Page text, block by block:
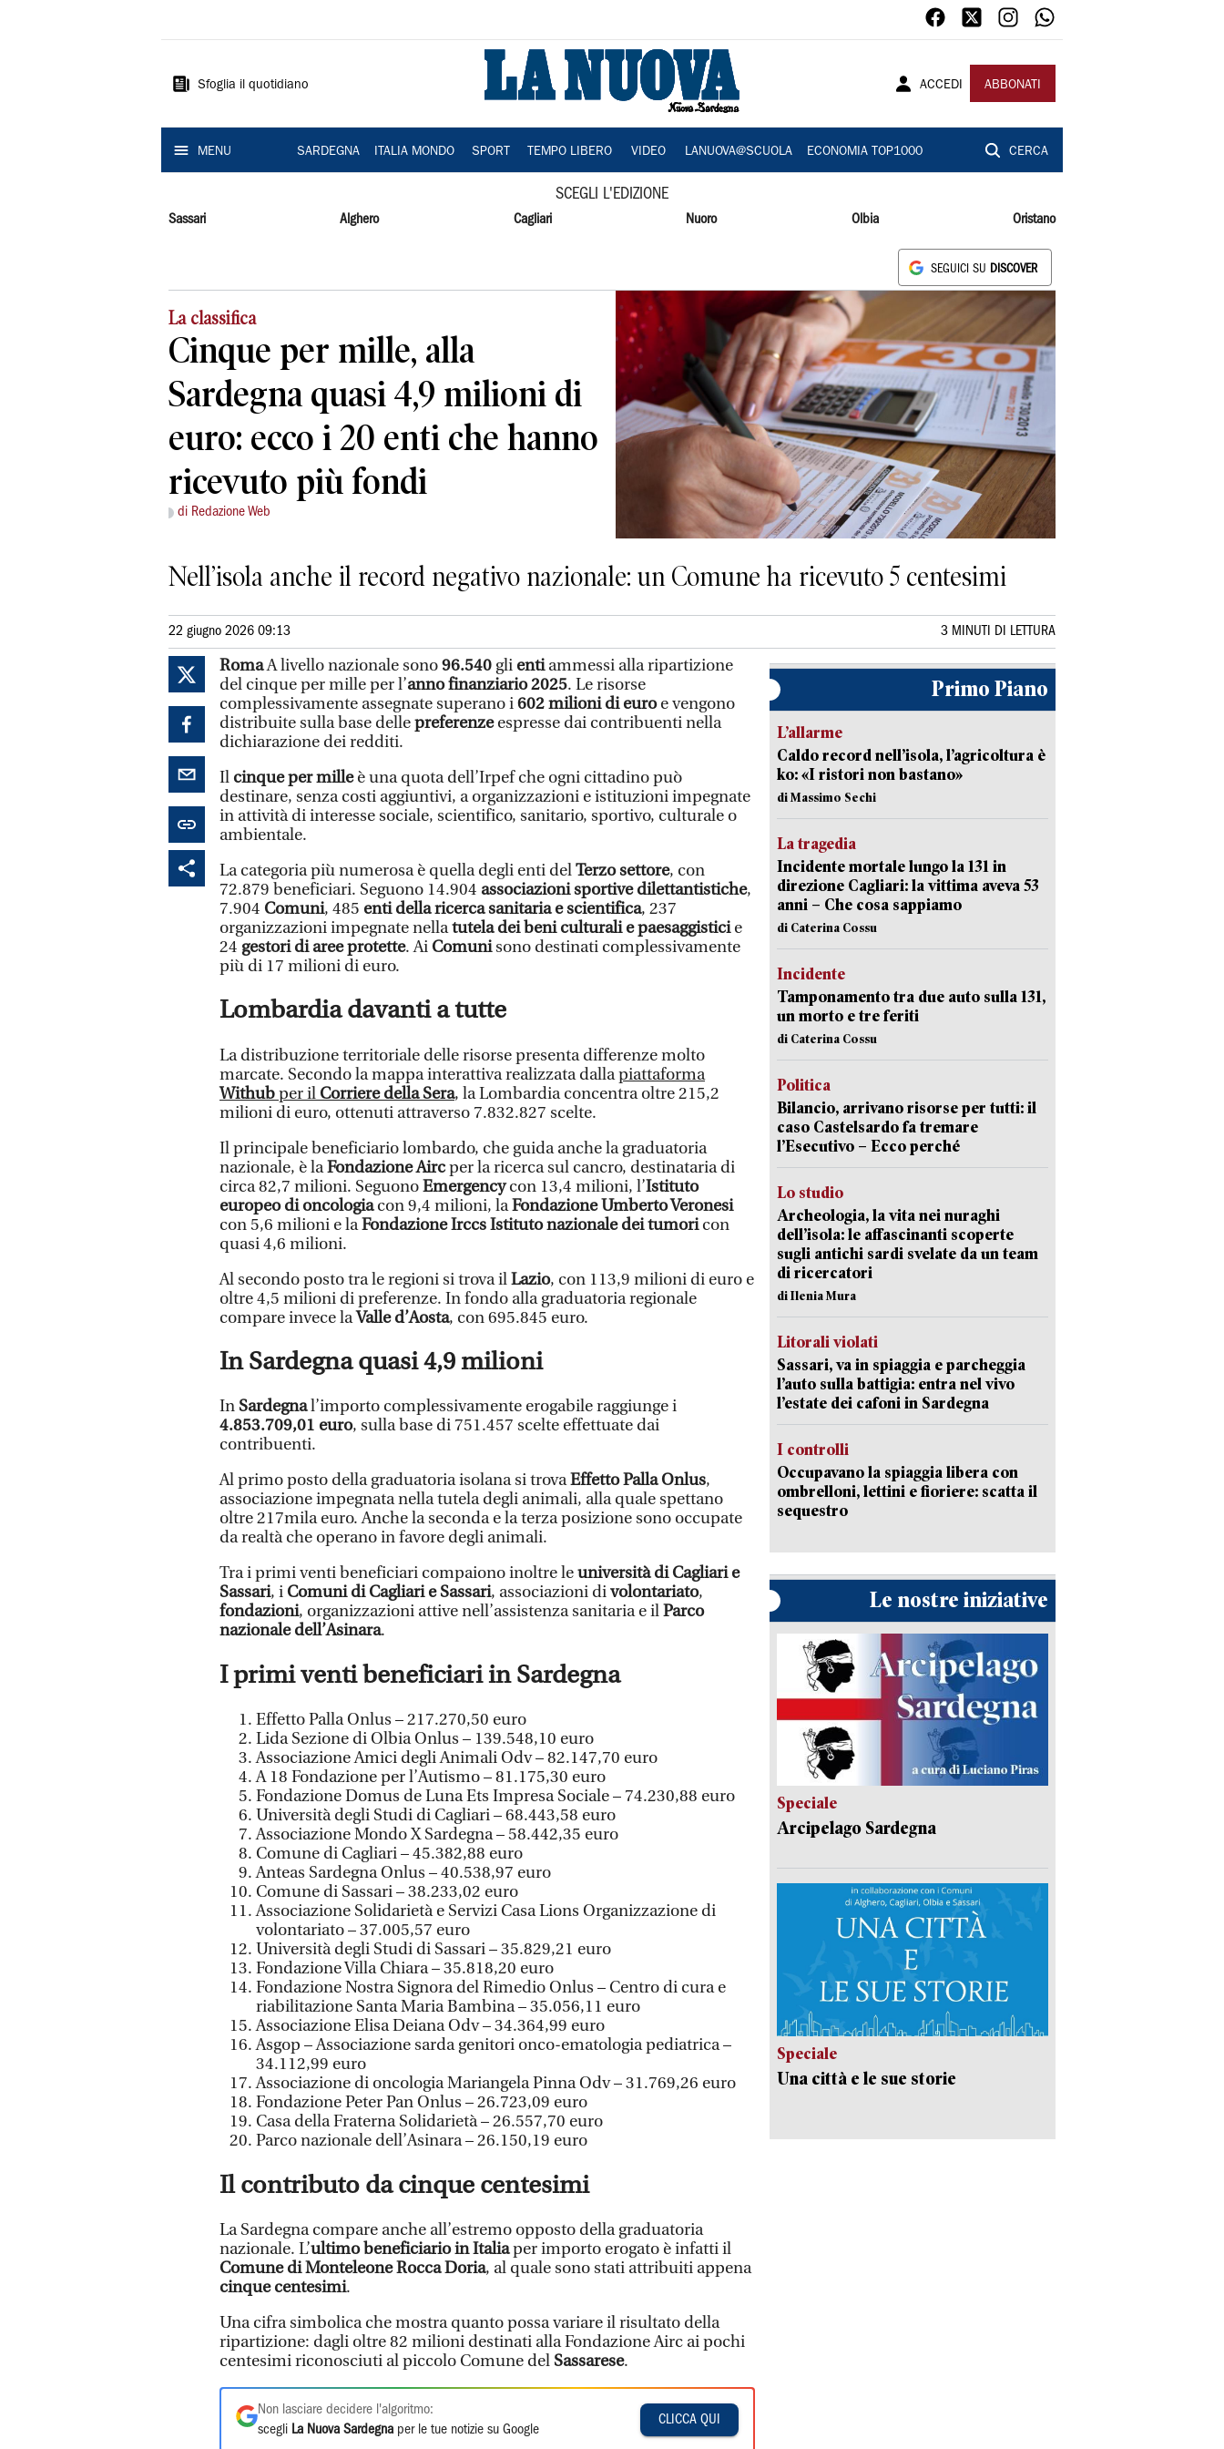
Sardegna
Sfoglia il quotidiano ACCEDI ABBONATI
MENU SARDEGNA ITALIA MONDO SPORT TEMPO LIBERO VIDEO LANUOVA@SCUOLA ECONOMIA TOP1000 CERCA
SCEGLI L'EDIZIONE
Sassari Alghero Cagliari Nuoro Olbia Oristano
SEGUICI SU DISCOVER
La classifica
Cinque per mille, alla
Sardegna quasi 4,9 milioni di
euro: ecco i 20 enti che hanno
ricevuto più fondi
di Redazione Web
Nell’isola anche il record negativo nazionale: un Comune ha ricevuto 5 centesimi
22 giugno 2026 09:13 3 MINUTI DI LETTURA
RomaA livello nazionale sono96.540 gli entiammessi alla ripartizione
del cinque per mille per l’anno finanziario 2025. Le risorse
complessivamente assegnate superano i602 milioni di euroe vengono
distribuite sulla base dellepreferenzeespresse dai contribuenti nella
dichiarazione dei redditi.
Il cinque per milleè una quota dell’Irpef che ogni cittadino può
destinare, senza costi aggiuntivi, a organizzazioni e istituzioni impegnate
in attività di interesse sociale, scientifico, sanitario, sportivo, culturale o
ambientale.
La categoria più numerosa è quella degli enti delTerzo settore, con
72.879 beneficiari. Seguono 14.904 associazioni sportive dilettantistiche,
7.904 Comuni, 485 enti della ricerca sanitaria e scientifica, 237
organizzazioni impegnate nellatutela dei beni culturali e paesaggisticie
24 gestori di aree protette. Ai Comunisono destinati complessivamente
più di 17 milioni di euro.
Lombardia davanti a tutte
La distribuzione territoriale delle risorse presenta differenze molto
marcate. Secondo la mappa interattiva realizzata dallapiattaforma
Withubper il Corriere della Sera, la Lombardia concentra oltre 215,2
milioni di euro, ottenuti attraverso 7.832.827 scelte.
Il principale beneficiario lombardo, che guida anche la graduatoria
nazionale, è laFondazione Aircper la ricerca sul cancro, destinataria di
circa 82,7 milioni. SeguonoEmergencycon 13,4 milioni, l’Istituto
europeo di oncologiacon 9,4 milioni, laFondazione Umberto Veronesi
con 5,6 milioni e laFondazione Irccs Istituto nazionale dei tumoricon
quasi 4,6 milioni.
Al secondo posto tra le regioni si trova ilLazio, con 113,9 milioni di euro e
oltre 4,5 milioni di preferenze. In fondo alla graduatoria regionale
compare invece laValle d’Aosta, con 695.845 euro.
In Sardegna quasi 4,9 milioni
In Sardegnal’importo complessivamente erogabile raggiunge i
4.853.709,01 euro, sulla base di 751.457 scelte effettuate dai
contribuenti.
Al primo posto della graduatoria isolana si trovaEffetto Palla Onlus,
associazione impegnata nella tutela degli animali, alla quale spettano
oltre 217mila euro. Anche la seconda e la terza posizione sono occupate
da realtà che operano in favore degli animali.
Tra i primi venti beneficiari compaiono inoltre leuniversità di Cagliari e
Sassari, i Comuni di Cagliari e Sassari, associazioni divolontariato,
fondazioni, organizzazioni attive nell’assistenza sanitaria e ilParco
nazionale dell’Asinara.
I primi venti beneficiari in Sardegna
Effetto Palla Onlus – 217.270,50 euro
Lida Sezione di Olbia Onlus – 139.548,10 euro
Associazione Amici degli Animali Odv – 82.147,70 euro
A 18 Fondazione per l’Autismo – 81.175,30 euro
Fondazione Domus de Luna Ets Impresa Sociale – 74.230,88 euro
Università degli Studi di Cagliari – 68.443,58 euro
Associazione Mondo X Sardegna – 58.442,35 euro
Comune di Cagliari – 45.382,88 euro
Anteas Sardegna Onlus – 40.538,97 euro
Comune di Sassari – 38.233,02 euro
Associazione Solidarietà e Servizi Casa Lions Organizzazione di
volontariato – 37.005,57 euro
Università degli Studi di Sassari – 35.829,21 euro
Fondazione Villa Chiara – 35.818,20 euro
Fondazione Nostra Signora del Rimedio Onlus – Centro di cura e
riabilitazione Santa Maria Bambina – 35.056,11 euro
Associazione Elisa Deiana Odv – 34.364,99 euro
Asgop – Associazione sarda genitori onco-ematologia pediatrica –
34.112,99 euro
Associazione di oncologia Mariangela Pinna Odv – 31.769,26 euro
Fondazione Peter Pan Onlus – 26.723,09 euro
Casa della Fraterna Solidarietà – 26.557,70 euro
Parco nazionale dell’Asinara – 26.150,19 euro
Il contributo da cinque centesimi
La Sardegna compare anche all’estremo opposto della graduatoria
nazionale. L’ultimo beneficiario in Italiaper importo erogato è infatti il
Comune di Monteleone Rocca Doria, al quale sono stati attribuiti appena
cinque centesimi.
Una cifra simbolica che mostra quanto possa variare il risultato della
ripartizione: dagli oltre 82 milioni destinati alla Fondazione Airc ai pochi
centesimi riconosciuti al piccolo Comune del Sassarese.
Non lasciare decidere l'algoritmo:
scegli La Nuova Sardegna per le tue notizie su Google
CLICCA QUI
Primo Piano
L’allarme
Caldo record nell’isola, l’agricoltura è
ko: «I ristori non bastano»
di Massimo Sechi
La tragedia
Incidente mortale lungo la 131 in
direzione Cagliari: la vittima aveva 53
anni – Che cosa sappiamo
di Caterina Cossu
Incidente
Tamponamento tra due auto sulla 131,
un morto e tre feriti
di Caterina Cossu
Politica
Bilancio, arrivano risorse per tutti: il
caso Castelsardo fa tremare
l’Esecutivo – Ecco perché
Lo studio
Archeologia, la vita nei nuraghi
dell’isola: le affascinanti scoperte
sugli antichi sardi svelate da un team
di ricercatori
di Ilenia Mura
Litorali violati
Sassari, va in spiaggia e parcheggia
l’auto sulla battigia: entra nel vivo
l’estate dei cafoni in Sardegna
I controlli
Occupavano la spiaggia libera con
ombrelloni, lettini e fioriere: scatta il
sequestro
Le nostre iniziative
Speciale
Arcipelago Sardegna
Speciale
Una città e le sue storie